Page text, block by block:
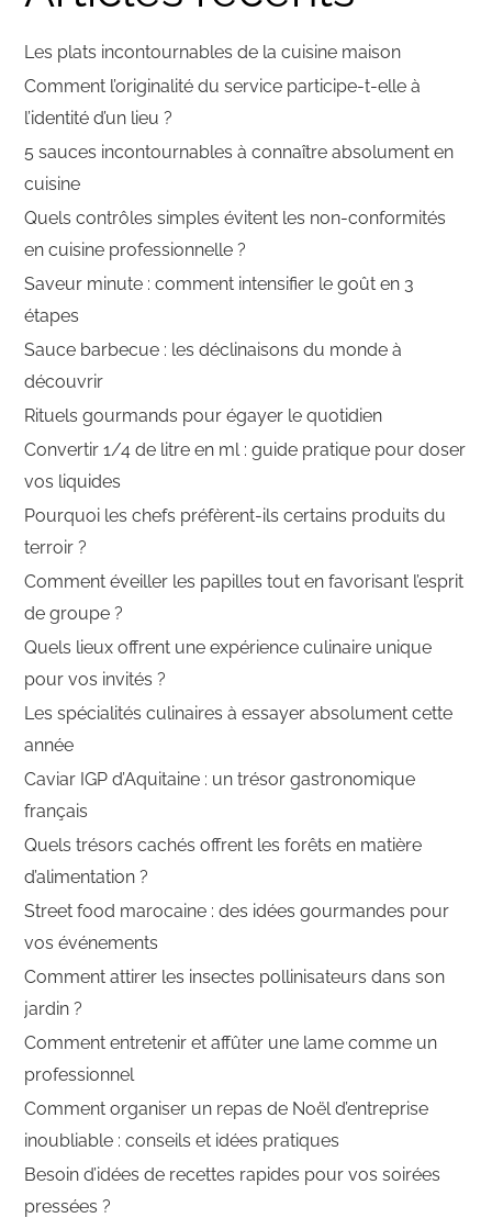
Les plats incontournables de la cuisine maison
Comment l’originalité du service participe-t-elle à
l’identité d’un lieu ?
5 sauces incontournables à connaître absolument en
cuisine
Quels contrôles simples évitent les non-conformités
en cuisine professionnelle ?
Saveur minute : comment intensifier le goût en 3
étapes
Sauce barbecue : les déclinaisons du monde à
découvrir
Rituels gourmands pour égayer le quotidien
Convertir 1/4 de litre en ml : guide pratique pour doser
vos liquides
Pourquoi les chefs préfèrent-ils certains produits du
terroir ?
Comment éveiller les papilles tout en favorisant l’esprit
de groupe ?
Quels lieux offrent une expérience culinaire unique
pour vos invités ?
Les spécialités culinaires à essayer absolument cette
année
Caviar IGP d’Aquitaine : un trésor gastronomique
français
Quels trésors cachés offrent les forêts en matière
d’alimentation ?
Street food marocaine : des idées gourmandes pour
vos événements
Comment attirer les insectes pollinisateurs dans son
jardin ?
Comment entretenir et affûter une lame comme un
professionnel
Comment organiser un repas de Noël d’entreprise
inoubliable : conseils et idées pratiques
Besoin d’idées de recettes rapides pour vos soirées
pressées ?